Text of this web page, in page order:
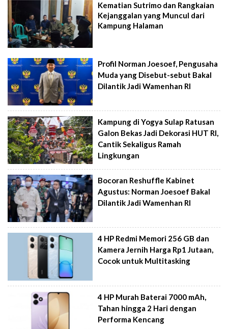
Kematian Sutrimo dan Rangkaian
Kejanggalan yang Muncul dari
Kampung Halaman
Profil Norman Joesoef, Pengusaha
Muda yang Disebut-sebut Bakal
Dilantik Jadi Wamenhan RI
Kampung di Yogya Sulap Ratusan
Galon Bekas Jadi Dekorasi HUT RI,
Cantik Sekaligus Ramah
Lingkungan
Bocoran Reshuffle Kabinet
Agustus: Norman Joesoef Bakal
Dilantik Jadi Wamenhan RI
4 HP Redmi Memori 256 GB dan
Kamera Jernih Harga Rp1 Jutaan,
Cocok untuk Multitasking
4 HP Murah Baterai 7000 mAh,
Tahan hingga 2 Hari dengan
Performa Kencang